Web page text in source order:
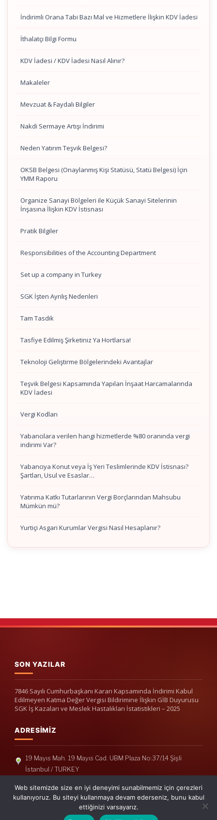
İndirimli Orana Tabi Bazı Mal ve Hizmetlere İlişkin KDV İadesi
İthalatçı Bilgi Formu
KDV İadesi / KDV İadesi Nasıl Alınır?
Makaleler
Mevzuat & Faydalı Bilgiler
Nakdi Sermaye Artışı İndirimi
Neden Yatırım Teşvik Belgesi?
OKSB Belgesi (Onaylanmış Kişi Statüsü, Statü Belgesi) İçin
YMM Raporu
Organize Sanayi Bölgeleri ile Küçük Sanayi Sitelerinin
İnşasına İlişkin KDV İstisnası
Pratik Bilgiler
Responsibilities of the Accounting Department
Set up a company in Turkey
SGK İşten Ayrılış Nedenleri
Tam Tasdik
Tasfiye Edilmiş Şirketiniz Ya Hortlarsa!
Teknoloji Geliştirme Bölgelerindeki Avantajlar
Teşvik Belgesi Kapsamında Yapılan İnşaat Harcamalarında
KDV İadesi
Vergi Kodları
Yabancılara verilen hangi hizmetlerde %80 oranında vergi
indirimi Var?
Yabancıya Konut veya İş Yeri Teslimlerinde KDV İstisnası?
Şartları, Usul ve Esaslar…
Yatırıma Katkı Tutarlarının Vergi Borçlarından Mahsubu
Mümkün mü?
Yurtiçi Asgari Kurumlar Vergisi Nasıl Hesaplanır?
SON YAZILAR
7846 Sayılı Cumhurbaşkanı Kararı Kapsamında İndirimi Kabul
Edilmeyen Katma Değer Vergisi Bildirimine İlişkin GİB Duyurusu
SGK İş Kazaları ve Meslek Hastalıkları İstatistikleri – 2025
ADRESIMIZ
19 Mayıs Mah. 19 Mayıs Cad. UBM Plaza No:37/14 Şişli
İstanbul / TURKEY
Telefon: +90(212) 240 33 39
Telefon: +90(212) 248 19 36
info@erisymm.com
Web sitemizde size en iyi deneyimi sunabilmemiz için çerezleri
kullanıyoruz. Bu siteyi kullanmaya devam ederseniz, bunu kabul
ettiğinizi varsayarız.